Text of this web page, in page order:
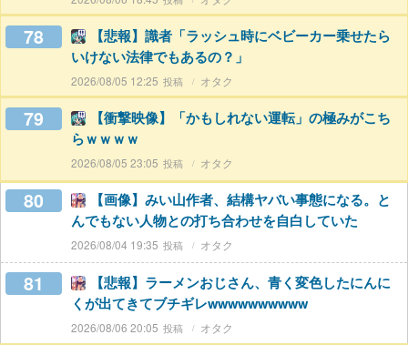
78
【悲報】識者「ラッシュ時にベビーカー乗せたら
いけない法律でもあるの？」
2026/08/05 12:25 オタク
79
【衝撃映像】「かもしれない運転」の極みがこち
らｗｗｗｗ
2026/08/05 23:05 オタク
80
【画像】みい山作者、結構ヤバい事態になる。と
んでもない人物との打ち合わせを自白していた
2026/08/04 19:35 オタク
81
【悲報】ラーメンおじさん、青く変色したにんに
くが出てきてブチギレwwwwwwwwww
2026/08/06 20:05 オタク